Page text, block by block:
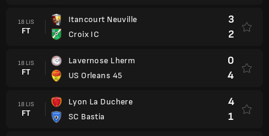
18 LIS
FT
Itancourt Neuville
Croix IC
3
2
18 LIS
FT
Lavernose Lherm
US Orleans 45
0
4
18 LIS
FT
Lyon La Duchere
SC Bastia
4
1